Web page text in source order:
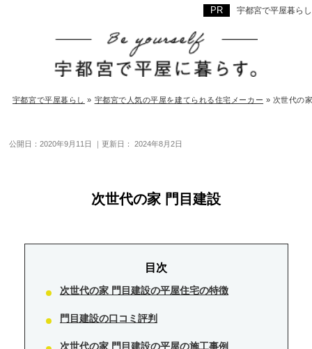
宇都宮で平屋暮らし
宇都宮で平屋暮らし » 宇都宮で人気の平屋を建てられる住宅メーカー » 次世代の
公開日：2020年9月11日 ｜更新日：2024年8月2日
次世代の家 門目建設
次世代の家 門目建設の平屋住宅の特徴
門目建設の口コミ評判
次世代の家 門目建設の平屋の施工事例